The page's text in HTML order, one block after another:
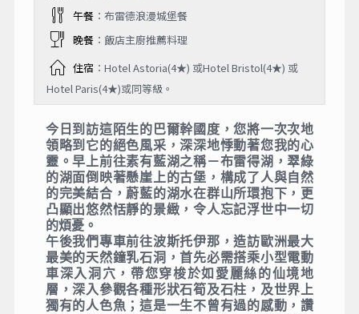
午餐：布雷德浪漫城堡餐
晚餐：飯店主廚推薦料理
住宿 ：Hotel Astoria(4★) 或Hotel Bristol(4★) 或
Hotel Paris(4★)或同等級。
今日到訪這陌生的巴爾幹國度，您將一次次地
領略到它的絕色風采，深深地悸動著您我的心
靈。早上前往素有藍湖之稱－布雷得湖，翠綠
的湖面倒映著懸崖上的古堡，構成了人與自然
的完美結合，蔚藍的湖水在群山所環抱下，更
凸顯出悠然恬靜的景緻，令人忘記浮世中一切
的煩憂。
午後我們專車前往波斯托伊那，造訪歐洲最大
最美的天然鐘乳石洞，首先必需搭乘小型電動
車深入洞穴，帶您穿梭於如愛麗絲的仙境地
層，深入參觀各種形狀石筍及石柱，及世界上
獨有的人色魚；這是一生不曾有過的感動，讚